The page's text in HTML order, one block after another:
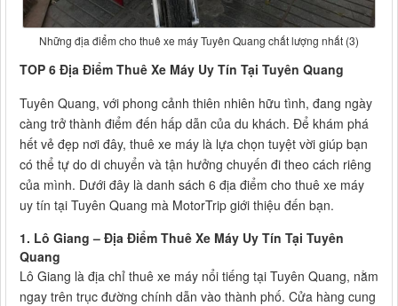
Những địa điểm cho thuê xe máy Tuyên Quang chất lượng nhất (3)
TOP 6 Địa Điểm Thuê Xe Máy Uy Tín Tại Tuyên Quang
Tuyên Quang, với phong cảnh thiên nhiên hữu tình, đang ngày
càng trở thành điểm đến hấp dẫn của du khách. Để khám phá
hết vẻ đẹp nơi đây, thuê xe máy là lựa chọn tuyệt vời giúp bạn
có thể tự do di chuyển và tận hưởng chuyến đi theo cách riêng
của mình. Dưới đây là danh sách 6 địa điểm cho thuê xe máy
uy tín tại Tuyên Quang mà MotorTrip giới thiệu đến bạn.
1. Lô Giang – Địa Điểm Thuê Xe Máy Uy Tín Tại Tuyên
Quang
Lô Giang là địa chỉ thuê xe máy nổi tiếng tại Tuyên Quang, nằm
ngay trên trục đường chính dẫn vào thành phố. Cửa hàng cung